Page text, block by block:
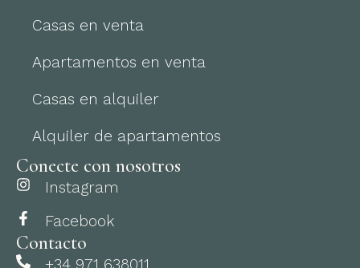
Casas en venta
Apartamentos en venta
Casas en alquiler
Alquiler de apartamentos
Conecte con nosotros
Instagram
Facebook
Contacto